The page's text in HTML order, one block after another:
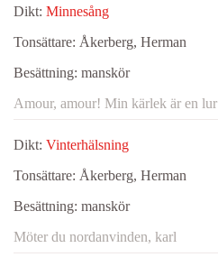
Dikt: Minnesång
Tonsättare: Åkerberg, Herman
Besättning: manskör
Amour, amour! Min kärlek är en lur
Dikt: Vinterhälsning
Tonsättare: Åkerberg, Herman
Besättning: manskör
Möter du nordanvinden, karl